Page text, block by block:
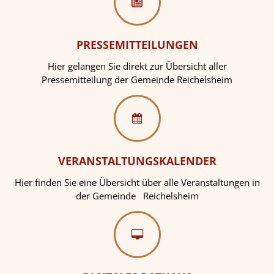
PRESSEMITTEILUNGEN
Hier gelangen Sie direkt zur Übersicht aller
Pressemitteilung der Gemeinde Reichelsheim
VERANSTALTUNGSKALENDER
Hier finden Sie eine Übersicht über alle Veranstaltungen in
der Gemeinde Reichelsheim